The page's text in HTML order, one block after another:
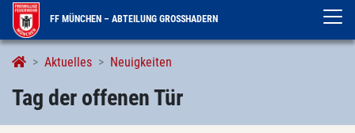
FF MÜNCHEN – ABTEILUNG GROSSHADERN
Aktuelles Neuigkeiten
Tag der offenen Tür